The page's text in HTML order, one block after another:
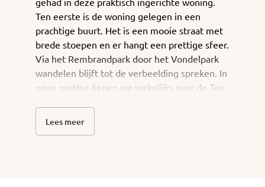
Ten eerste is de woning gelegen in een
prachtige buurt. Het is een mooie straat met
brede stoepen en er hangt een prettige sfeer.
Via het Rembrandpark door het Vondelpark
wandelen blijft tot de verbeelding spreken. In
onze routine liepen we wekelijks naar de Ten
Lees meer